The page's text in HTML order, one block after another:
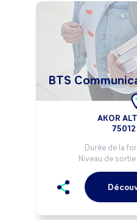
BTS
AKOR
75012
Durée de la
Niveau de sortie